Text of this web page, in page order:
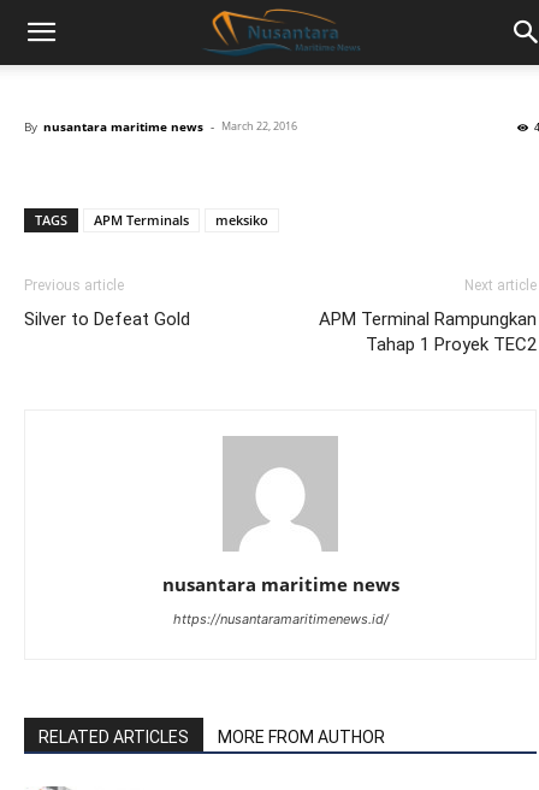
By nusantara maritime news - March 22, 2016
TAGS APM Terminals meksiko
Previous article
Silver to Defeat Gold
Next article
APM Terminal Rampungkan
Tahap 1 Proyek TEC2
nusantara maritime news
https://nusantaramaritimenews.id/
RELATED ARTICLES MORE FROM AUTHOR